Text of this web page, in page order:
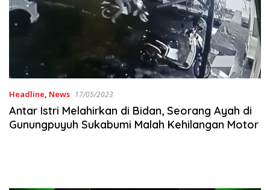
Headline, News 17/05/2023
Antar Istri Melahirkan di Bidan, Seorang Ayah di
Gunungpuyuh Sukabumi Malah Kehilangan Motor